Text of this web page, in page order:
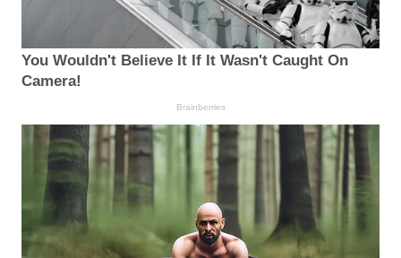
You Wouldn't Believe It If It Wasn't Caught On
Camera!
Brainberries